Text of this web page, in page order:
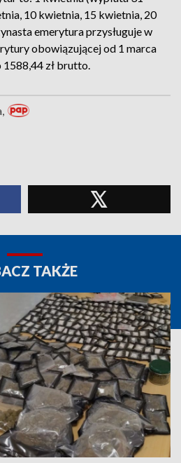
10 kwietnia, 15 kwietnia, 20
emerytura przysługuje w
obowiązującej od 1 marca
1588,44 zł brutto.
TAKŻE